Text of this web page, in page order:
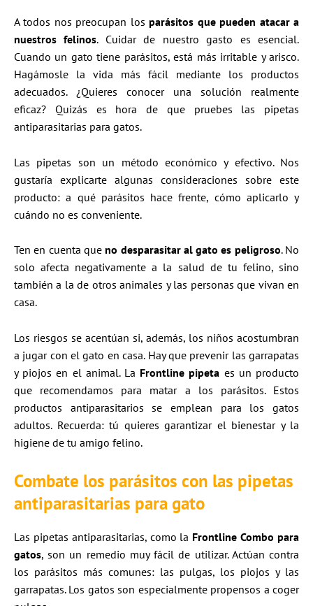
A todos nos preocupan losparásitos que pueden atacar a
nuestros felinos. Cuidar de nuestro gasto es esencial.
Cuando un gato tiene parásitos, está más irritable y arisco.
Hagámosle la vida más fácil mediante los productos
adecuados. ¿Quieres conocer una solución realmente
eficaz? Quizás es hora de que pruebes las pipetas
antiparasitarias para gatos.
Las pipetas son un método económico y efectivo. Nos
gustaría explicarte algunas consideraciones sobre este
producto: a qué parásitos hace frente, cómo aplicarlo y
cuándo no es conveniente.
Ten en cuenta queno desparasitar al gato es peligroso. No
solo afecta negativamente a la salud de tu felino, sino
también a la de otros animales y las personas que vivan en
casa.
Los riesgos se acentúan si, además, los niños acostumbran
a jugar con el gato en casa. Hay que prevenir las garrapatas
y piojos en el animal. La Frontline pipeta es un producto
que recomendamos para matar a los parásitos. Estos
productos antiparasitarios se emplean para los gatos
adultos. Recuerda: tú quieres garantizar el bienestar y la
higiene de tu amigo felino.
Combate los parásitos con las pipetas
antiparasitarias para gato
Las pipetas antiparasitarias, como la Frontline Combo para
gatos, son un remedio muy fácil de utilizar. Actúan contra
los parásitos más comunes: las pulgas, los piojos y las
garrapatas. Los gatos son especialmente propensos a coger